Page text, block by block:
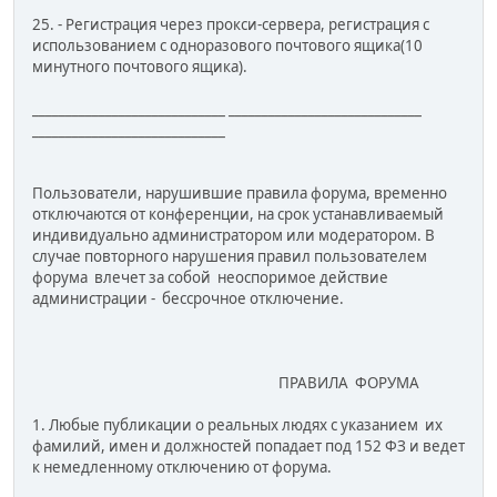
25. - Регистрация через прокси-сервера, регистрация с
использованием с одноразового почтового ящика(10
минутного почтового ящика).
Пользователи, нарушившие правила форума, временно
отключаются от конференции, на срок устанавливаемый
индивидуально администратором или модератором. В
случае повторного нарушения правил пользователем
форума влечет за собой неоспоримое действие
администрации - бессрочное отключение.
ПРАВИЛА ФОРУМА
1. Любые публикации о реальных людях с указанием их
фамилий, имен и должностей попадает под 152 ФЗ и ведет
к немедленному отключению от форума.